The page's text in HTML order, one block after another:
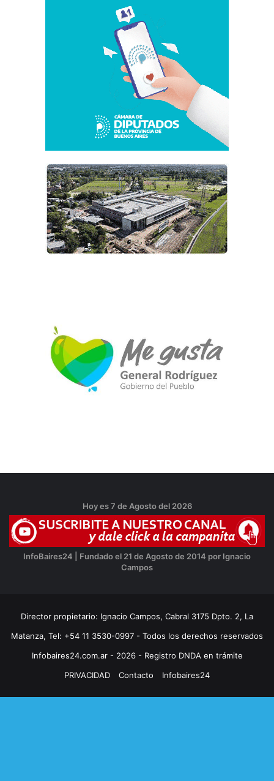
Hoy es 7 de Agosto del 2026
InfoBaires24 | Fundado el 21 de Agosto de 2014 por Ignacio
Campos
Director propietario: Ignacio Campos, Cabral 3175 Dpto. 2, La
Matanza, Tel: +54 11 3530-0997 - Todos los derechos reservados
Infobaires24.com.ar - 2026 - Registro DNDA en trámite
PRIVACIDAD
Contacto Infobaires24